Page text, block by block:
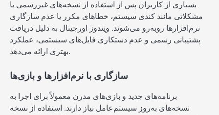
بسیاری از کاربران پس از استفاده از نسخه‌های غیررسمی با
مشکلاتی مانند کندی سیستم، خطاهای مکرر یا عدم سازگاری
نرم‌افزارها روبه‌رو می‌شوند. ویندوز اورجینال به دلیل دریافت
پشتیبانی رسمی و عدم دستکاری فایل‌های سیستمی، عملکرد
بهتری ارائه می‌دهد.
سازگاری با نرم‌افزارها و بازی‌ها
برنامه‌های جدید و بازی‌های مدرن معمولاً برای اجرا به
نسخه‌های به‌روز سیستم‌عامل نیاز دارند. استفاده از نسخه